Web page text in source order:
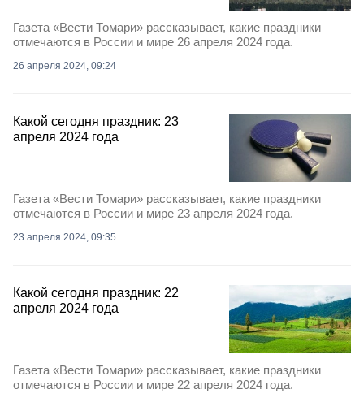
Газета «Вести Томари» рассказывает, какие праздники
отмечаются в России и мире 26 апреля 2024 года.
26 апреля 2024, 09:24
Какой сегодня праздник: 23
апреля 2024 года
Газета «Вести Томари» рассказывает, какие праздники
отмечаются в России и мире 23 апреля 2024 года.
23 апреля 2024, 09:35
Какой сегодня праздник: 22
апреля 2024 года
Газета «Вести Томари» рассказывает, какие праздники
отмечаются в России и мире 22 апреля 2024 года.